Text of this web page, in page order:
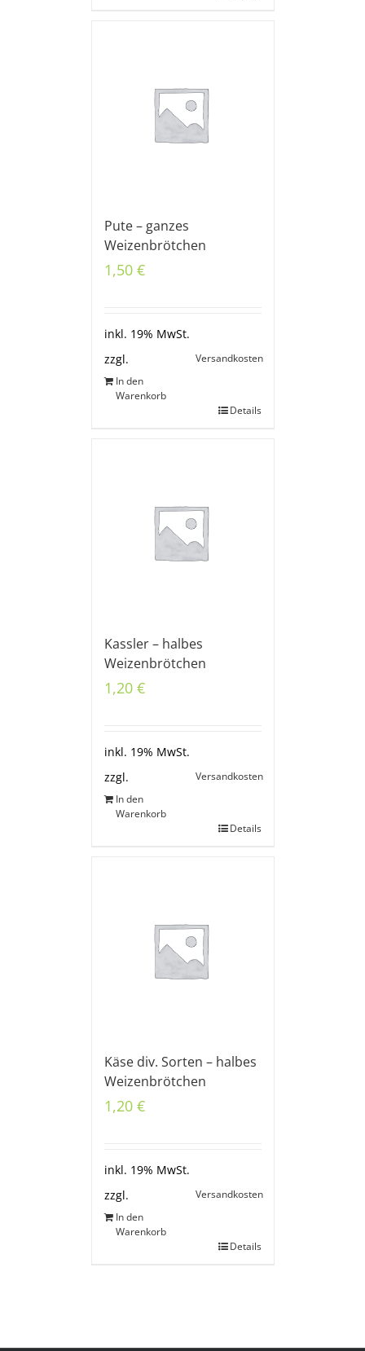
Pute – ganzes
Weizenbrötchen
1,50 €
inkl. 19% MwSt.
zzgl.
Versandkosten
In den
Warenkorb
Details
Kassler – halbes
Weizenbrötchen
1,20 €
inkl. 19% MwSt.
zzgl.
Versandkosten
In den
Warenkorb
Details
Käse div. Sorten – halbes
Weizenbrötchen
1,20 €
inkl. 19% MwSt.
zzgl.
Versandkosten
In den
Warenkorb
Details